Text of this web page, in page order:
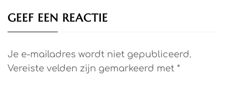
GEEF EEN REACTIE
Je e-mailadres wordt niet gepubliceerd.
Vereiste velden zijn gemarkeerd met *